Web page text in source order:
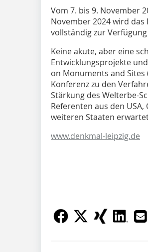
Vom 7. bis 9. November
November 2024 wird
vollständig zur
Keine akute, aber eine
Entwicklungsprojekte
on Monuments and Sites
Konferenz zu den
Stärkung des Welterbe-
Referenten aus den
weiteren Staaten
www.denkmal-leipzig.de